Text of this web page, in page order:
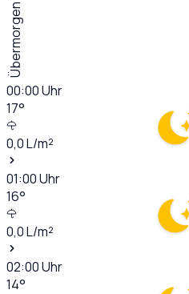
Übermorgen
00:00Uhr
17°
0,0L/m²
01:00Uhr
16°
0,0L/m²
02:00Uhr
14°